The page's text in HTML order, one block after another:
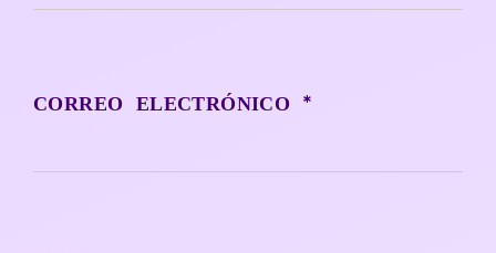
CORREO ELECTRÓNICO *